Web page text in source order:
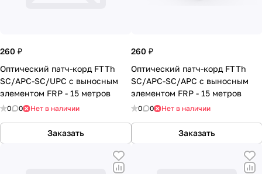
260 ₽
Оптический патч-корд FTTh
SC/APC-SC/UPC с выносным
элементом FRP - 15 метров
0 0 Нет в наличии
Заказать
260 ₽
Оптический патч-корд FTTh
SC/APC-SC/APC с выносным
элементом FRP - 15 метров
0 0 Нет в наличии
Заказать